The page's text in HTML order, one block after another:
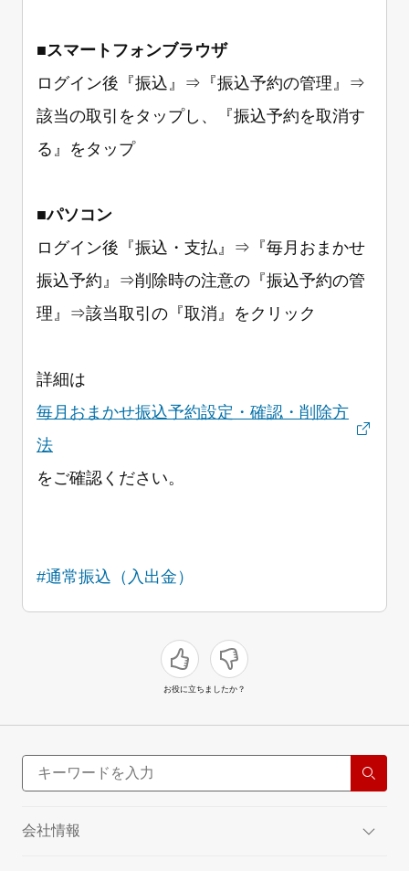
■スマートフォンブラウザ
ログイン後『振込』⇒『振込予約の管理』⇒
該当の取引をタップし、『振込予約を取消す
る』をタップ
■パソコン
ログイン後『振込・支払』⇒『毎月おまかせ
振込予約』⇒削除時の注意の『振込予約の管
理』⇒該当取引の『取消』をクリック
詳細は
毎月おまかせ振込予約設定・確認・削除方
法
をご確認ください。
#通常振込（入出金）
お役に立ちましたか？
会社情報